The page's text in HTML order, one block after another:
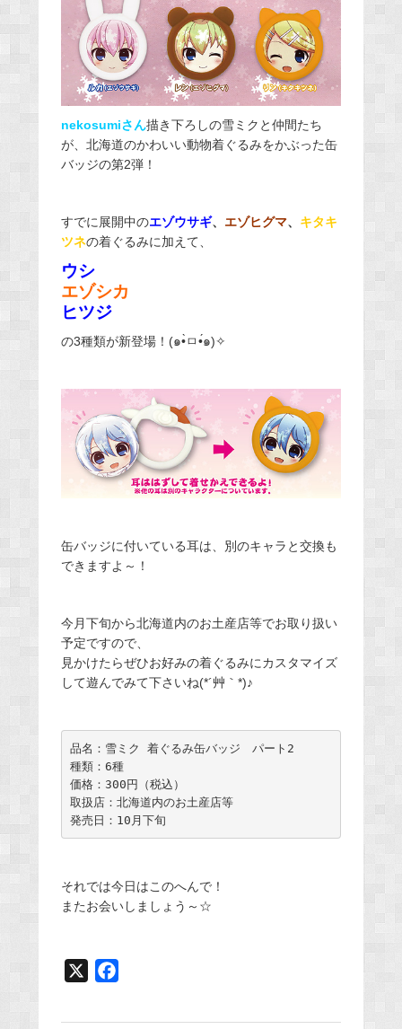
nekosumiさん描き下ろしの雪ミクと仲間たち
が、北海道のかわいい動物着ぐるみをかぶった缶
バッジの第2弾！
すでに展開中のエゾウサギ、 エゾヒグマ、 キタキ
ツネの着ぐるみに加えて、
ウシ
エゾシカ
ヒツジ
の3種類が新登場！(๑•̀ㅁ•́๑)✧
缶バッジに付いている耳は、別のキャラと交換も
できますよ～！
今月下旬から北海道内のお土産店等でお取り扱い
予定ですので、
見かけたらぜひお好みの着ぐるみにカスタマイズ
して遊んでみて下さいね(*´艸｀*)♪
品名：雪ミク 着ぐるみ缶バッジ　パート2
種類：6種
価格：300円（税込）
取扱店：北海道内のお土産店等
発売日：10月下旬
それでは今日はこのへんで！
またお会いしましょう～☆